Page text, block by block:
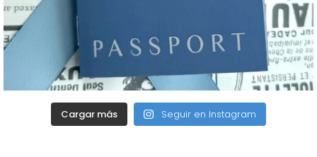
Cargar más Seguir en Instagram